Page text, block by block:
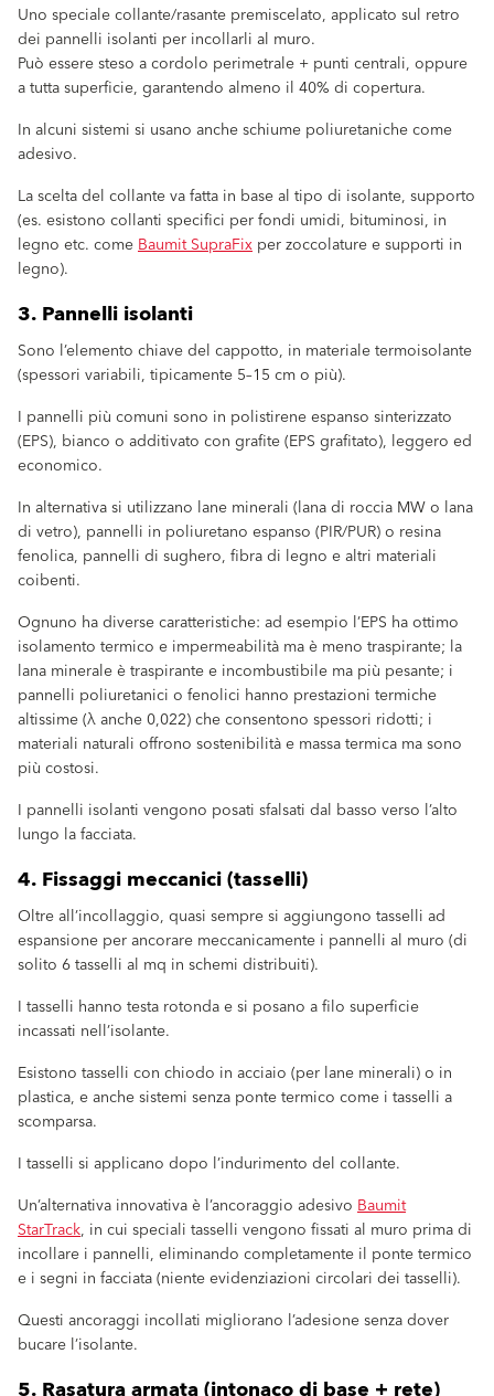
Uno speciale collante/rasante premiscelato, applicato sul retro
dei pannelli isolanti per incollarli al muro.
Può essere steso a cordolo perimetrale + punti centrali, oppure
a tutta superficie, garantendo almeno il 40% di copertura.
In alcuni sistemi si usano anche schiume poliuretaniche come
adesivo.
La scelta del collante va fatta in base al tipo di isolante, supporto
(es. esistono collanti specifici per fondi umidi, bituminosi, in
legno etc. comeBaumit SupraFix per zoccolature e supporti in
legno).
3. Pannelli isolanti
Sono l’elemento chiave del cappotto, in materiale termoisolante
(spessori variabili, tipicamente 5–15 cm o più).
I pannelli più comuni sono in polistirene espanso sinterizzato
(EPS), bianco o additivato con grafite (EPS graﬁtato), leggero ed
economico.
In alternativa si utilizzano lane minerali (lana di roccia MW o lana
di vetro), pannelli in poliuretano espanso (PIR/PUR) o resina
fenolica, pannelli di sughero, fibra di legno e altri materiali
coibenti.
Ognuno ha diverse caratteristiche: ad esempio l’EPS ha ottimo
isolamento termico e impermeabilità ma è meno traspirante; la
lana minerale è traspirante e incombustibile ma più pesante; i
pannelli poliuretanici o fenolici hanno prestazioni termiche
altissime (λ anche 0,022) che consentono spessori ridotti; i
materiali naturali offrono sostenibilità e massa termica ma sono
più costosi.
I pannelli isolanti vengono posati sfalsati dal basso verso l’alto
lungo la facciata.
4. Fissaggi meccanici (tasselli)
Oltre all’incollaggio, quasi sempre si aggiungono tasselli ad
espansione per ancorare meccanicamente i pannelli al muro (di
solito 6 tasselli al mq in schemi distribuiti).
I tasselli hanno testa rotonda e si posano a filo superficie
incassati nell’isolante.
Esistono tasselli con chiodo in acciaio (per lane minerali) o in
plastica, e anche sistemi senza ponte termico come i tasselli a
scomparsa.
I tasselli si applicano dopo l’indurimento del collante.
Un’alternativa innovativa è l’ancoraggio adesivo Baumit
StarTrack, in cui speciali tasselli vengono fissati al muro prima di
incollare i pannelli, eliminando completamente il ponte termico
e i segni in facciata (niente evidenziazioni circolari dei tasselli).
Questi ancoraggi incollati migliorano l’adesione senza dover
bucare l’isolante.